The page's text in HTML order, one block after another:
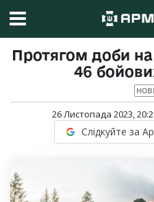
Протягом доби
46
26 Листопада 2023,
Слідкуйте за